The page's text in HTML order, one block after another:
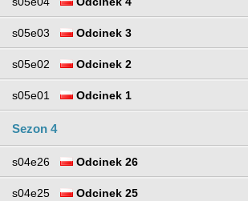
s05e03 Odcinek 3
s05e02 Odcinek 2
s05e01 Odcinek 1
Sezon 4
s04e26 Odcinek 26
s04e25 Odcinek 25